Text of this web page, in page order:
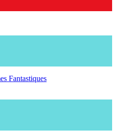
Fantastiques